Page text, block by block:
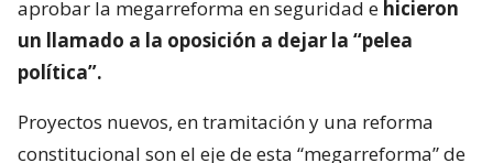
aprobar la megarreforma en seguridad e hicieron
un llamado a la oposición a dejar la “pelea
política”.
Proyectos nuevos, en tramitación y una reforma
constitucional son el eje de esta “megarreforma” de